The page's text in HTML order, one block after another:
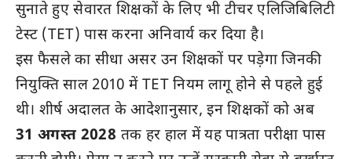
सुनाते हुए सेवारत शिक्षकों के लिए भी टीचर एलिजिबिलिटी
टेस्ट (TET) पास करना अनिवार्य कर दिया है।
इस फैसले का सीधा असर उन शिक्षकों पर पड़ेगा जिनकी
नियुक्ति साल 2010 में TET नियम लागू होने से पहले हुई
थी। शीर्ष अदालत के आदेशानुसार, इन शिक्षकों को अब
31 अगस्त 2028 तक हर हाल में यह पात्रता परीक्षा पास